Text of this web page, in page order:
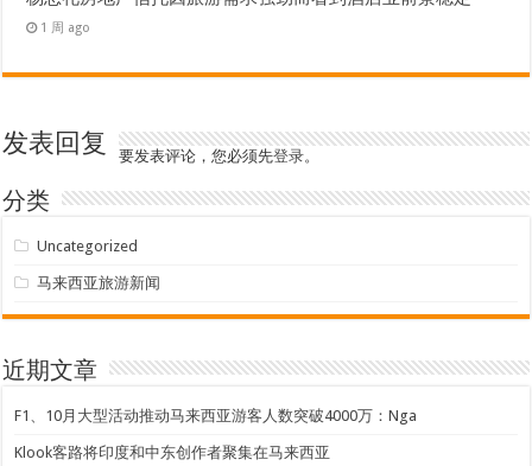
1 周 ago
发表回复 要发表评论，您必须先登录。
分类
Uncategorized
马来西亚旅游新闻
近期文章
F1、10月大型活动推动马来西亚游客人数突破4000万：Nga
Klook客路将印度和中东创作者聚集在马来西亚